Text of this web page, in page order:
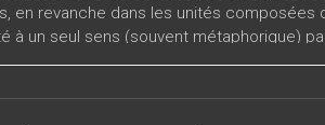
en revanche dans les unités
à un seul sens (souvent métaphorique)
quand ils perdent leur autonomie